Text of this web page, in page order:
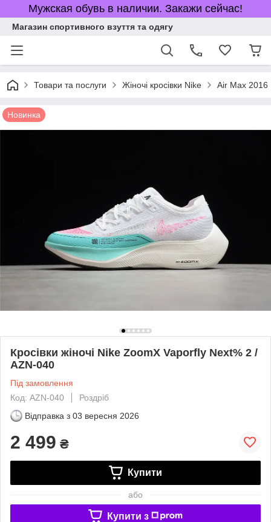
Мужская обувь в наличии. Закажи сейчас!
Магазин спортивного взуття та одягу
Товари та послуги Жіночі кросівки Nike Air Max 2016
Новинка
Кросівки жіночі Nike ZoomX Vaporfly Next% 2 /
AZN-040
Під замовлення
Код: AZN-040
Роздріб
Відправка з 03 вересня 2026
2 499 ₴
Купити
або
Купити з